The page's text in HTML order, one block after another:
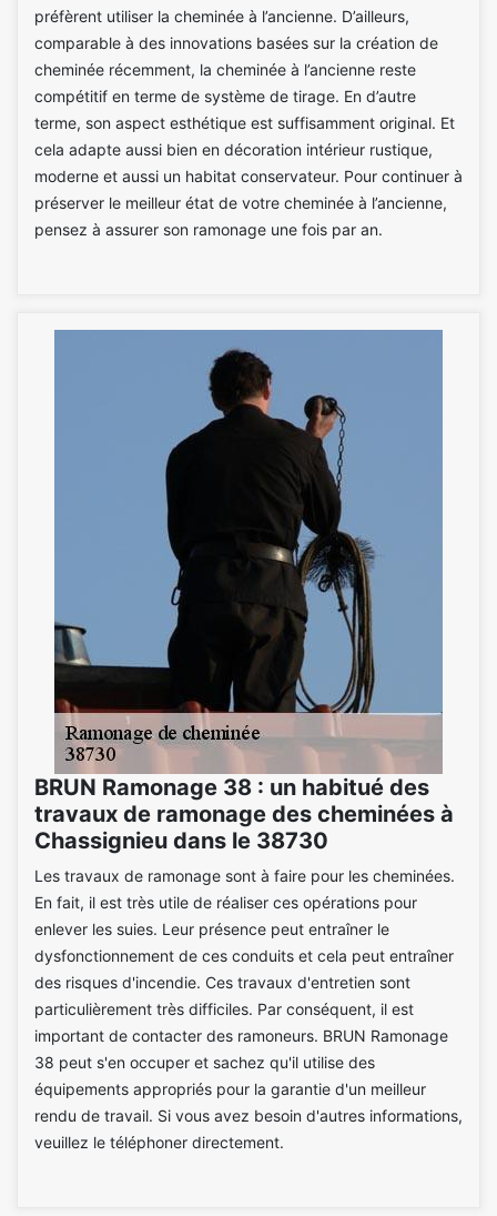
préfèrent utiliser la cheminée à l’ancienne. D’ailleurs,
comparable à des innovations basées sur la création de
cheminée récemment, la cheminée à l’ancienne reste
compétitif en terme de système de tirage. En d’autre
terme, son aspect esthétique est suffisamment original. Et
cela adapte aussi bien en décoration intérieur rustique,
moderne et aussi un habitat conservateur. Pour continuer à
préserver le meilleur état de votre cheminée à l’ancienne,
pensez à assurer son ramonage une fois par an.
BRUN Ramonage 38 : un habitué des
travaux de ramonage des cheminées à
Chassignieu dans le 38730
Les travaux de ramonage sont à faire pour les cheminées.
En fait, il est très utile de réaliser ces opérations pour
enlever les suies. Leur présence peut entraîner le
dysfonctionnement de ces conduits et cela peut entraîner
des risques d'incendie. Ces travaux d'entretien sont
particulièrement très difficiles. Par conséquent, il est
important de contacter des ramoneurs. BRUN Ramonage
38 peut s'en occuper et sachez qu'il utilise des
équipements appropriés pour la garantie d'un meilleur
rendu de travail. Si vous avez besoin d'autres informations,
veuillez le téléphoner directement.